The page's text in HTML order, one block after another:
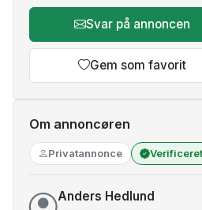
Svar på annoncen
Gem som favorit
Om annoncøren
Privatannonce
Anders Hedlund